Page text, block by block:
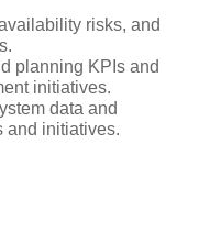
risks, and
planning KPIs and
initiatives.
data and
and initiatives.